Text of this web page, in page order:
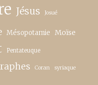
Jésus Josué
Mésopotamie Moïse
Pentateuque
Coran syriaque